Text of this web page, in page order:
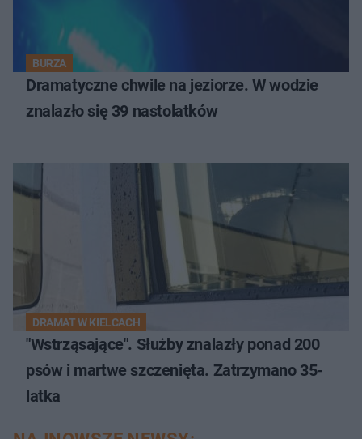
BURZA
Dramatyczne chwile na jeziorze. W wodzie
znalazło się 39 nastolatków
DRAMAT W KIELCACH
"Wstrząsające". Służby znalazły ponad 200
psów i martwe szczenięta. Zatrzymano 35-
latka